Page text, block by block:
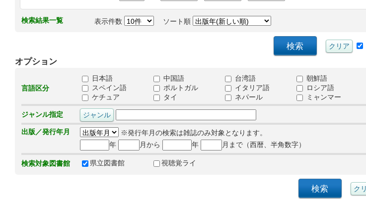
検索結果一覧 表示件数 ソート順
オプション
言語区分
日本語 中国語 台湾語 朝鮮語
スペイン語
ポルトガル イタリア語 ロシア語
ケチュア
タイ ネパール ミャンマー
ジャンル指定
出版／発行年月
※発行年月の検索は雑誌のみ対象となります。
年
月から 年 月まで（西暦、半角数字）
検索対象図書館 県立図書館 視聴覚ライ